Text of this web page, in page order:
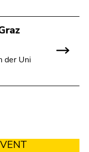
der Uni